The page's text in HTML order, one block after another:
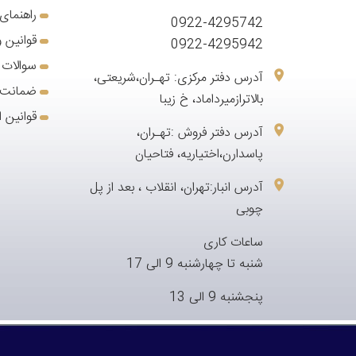
می‌دهند.
این اتفاق روی ایکس باکس سری
۳۶۰ و حتی نسل اول ایکس باکس را هم تجربه کنید.
با این
0922-4295742
0922-4295942
آدرس دفتر مرکزی: تهـران،شریعتی،
بالاترازمیرداماد، خ زیبا
آدرس دفتر فروش :تهـران،
پاسدارن،اختیاریه، فتاحیان
آدرس انبار:تهران، انقلاب ، بعد از پل
چوبی
ساعات کاری
شنبه تا چهارشنبه 9 الی 17
پنجشنبه 9 الی 13
ضمانت 7 روزه بازگشت کالا
قوانین